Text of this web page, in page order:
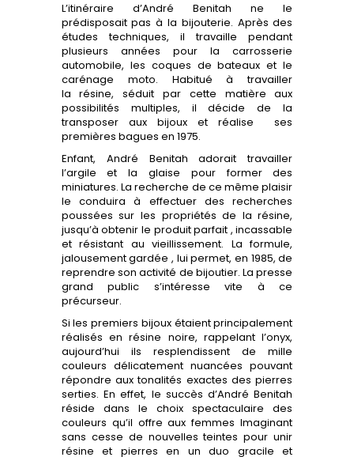
L’itinéraire d’André Benitah ne le
prédisposait pas à la bijouterie. Après des
études techniques, il travaille pendant
plusieurs années pour la carrosserie
automobile, les coques de bateaux et le
carénage moto. Habitué à travailler
la résine, séduit par cette matière aux
possibilités multiples, il décide de la
transposer aux bijoux et réalise ses
premières bagues en 1975.
Enfant, André Benitah adorait travailler
l’argile et la glaise pour former des
miniatures. La recherche de ce même plaisir
le conduira à effectuer des recherches
poussées sur les propriétés de la résine,
jusqu’à obtenir le produit parfait , incassable
et résistant au vieillissement. La formule,
jalousement gardée , lui permet, en 1985, de
reprendre son activité de bijoutier. La presse
grand public s’intéresse vite à ce
précurseur.
Si les premiers bijoux étaient principalement
réalisés en résine noire, rappelant l’onyx,
aujourd’hui ils resplendissent de mille
couleurs délicatement nuancées pouvant
répondre aux tonalités exactes des pierres
serties. En effet, le succès d’André Benitah
réside dans le choix spectaculaire des
couleurs qu’il offre aux femmes Imaginant
sans cesse de nouvelles teintes pour unir
résine et pierres en un duo gracile et